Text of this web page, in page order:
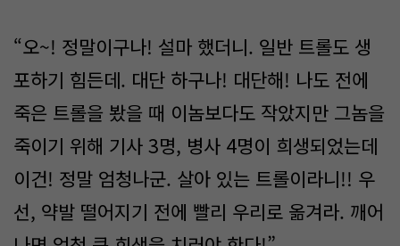
“오~! 정말이구나! 설마 했더니. 일반 트롤도 생
포하기 힘든데. 대단 하구나! 대단해! 나도 전에
죽은 트롤을 봤을 때 이놈보다도 작았지만 그놈을
죽이기 위해 기사 3명, 병사 4명이 희생되었는데
이건! 정말 엄청나군. 살아 있는 트롤이라니!! 우
선, 약발 떨어지기 전에 빨리 우리로 옮겨라. 깨어